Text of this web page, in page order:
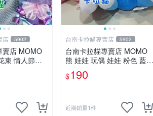
店 5902
賣店 MOMO
束 情人節禮
字 可今天寄
台南卡拉貓專賣店 5902
台南卡拉貓專賣店 MOMO
熊 娃娃 玩偶 娃娃 粉色 藍色
2色分售
$190
近期銷量1件